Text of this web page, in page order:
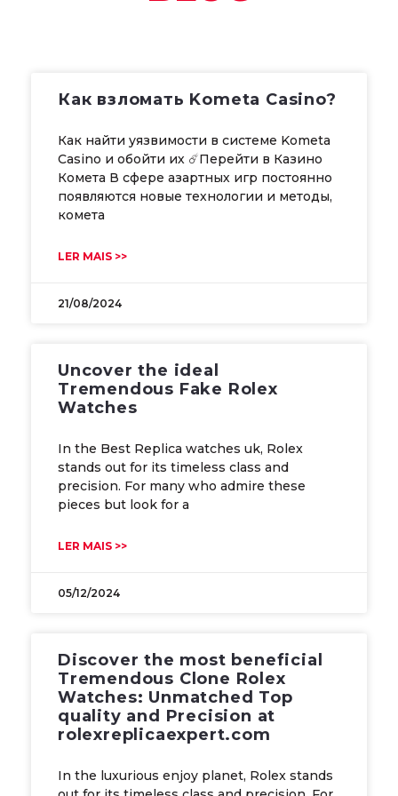
Как взломать Kometa Casino?
Как найти уязвимости в системе Kometa
Casino и обойти их ☄️Перейти в Казино
Комета В сфере азартных игр постоянно
появляются новые технологии и методы,
комета
LER MAIS >>
21/08/2024
Uncover the ideal
Tremendous Fake Rolex
Watches
In the Best Replica watches uk, Rolex
stands out for its timeless class and
precision. For many who admire these
pieces but look for a
LER MAIS >>
05/12/2024
Discover the most beneficial
Tremendous Clone Rolex
Watches: Unmatched Top
quality and Precision at
rolexreplicaexpert.com
In the luxurious enjoy planet, Rolex stands